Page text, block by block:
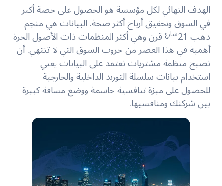
الهدف النهائي لكل مؤسسة هو الحصول على حصة أكبر
في السوق وتحقيق أرباح أكثر صحة. البيانات هي منجم
ذهب 21 شارع قرن وهي أكثر المنظمات ذات الأصول الحرة
أهمية في هذا العصر من حروب السوق التي لا تنتهي. أن
تصبح منظمة مشتريات تعتمد على البيانات يعني
استخدام بيانات سلسلة التوريد الداخلية والخارجية
للحصول على ميزة تنافسية حاسمة ووضع مسافة كبيرة
بين شركتك ومنافسيها.